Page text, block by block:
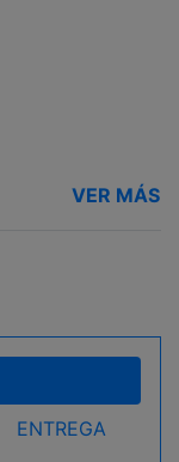
VER MÁS
ENTREGA